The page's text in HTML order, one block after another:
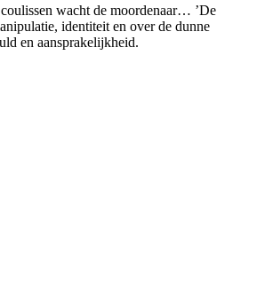
wacht de moordenaar… ’De
identiteit en over de dunne
en aansprakelijkheid.